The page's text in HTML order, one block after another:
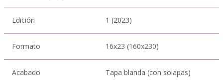
Edición 1 (2023)
Formato 16x23 (160x230)
Acabado Tapa blanda (con solapas)